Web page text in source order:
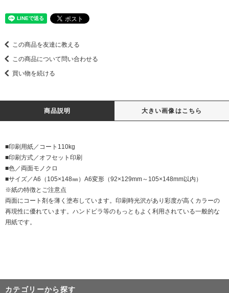
この商品を友達に教える
この商品について問い合わせる
買い物を続ける
商品説明 大きい画像はこちら
■印刷用紙／コート110kg
■印刷方式／オフセット印刷
■色／両面モノクロ
■サイズ／A6（105×148㎜）A6変形（92×129mm～105×148mm以内）
※紙の特徴とご注意点
両面にコート剤を薄く塗布しています。印刷時光沢があり彩度が高くカラーの
再現性に優れています。ハンドビラ等のもっともよく利用されている一般的な
用紙です。
カテゴリーから探す